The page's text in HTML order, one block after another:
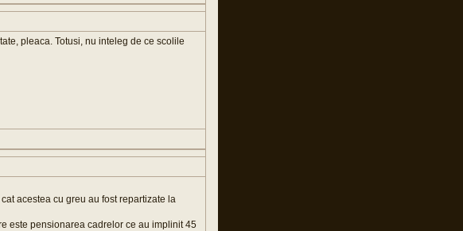
pleaca. Totusi, nu inteleg de ce scolile
acestea cu greu au fost repartizate la
este pensionarea cadrelor ce au implinit 45